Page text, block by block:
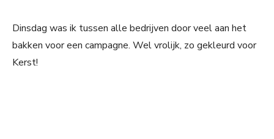
Dinsdag was ik tussen alle bedrijven door veel aan het
bakken voor een campagne. Wel vrolijk, zo gekleurd voor
Kerst!